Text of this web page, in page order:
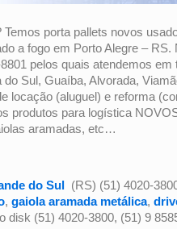
porta pallets novos
a fogo em Porto Alegre –
pelos quais atendemos
Sul, Guaíba, Alvorada,
locação (aluguel) e reforma
produtos para logística
aramadas, etc…
do Sul (RS) (51) 4020-
, gaiola aramada metálica,
disk (51) 4020-3800, (51) 9